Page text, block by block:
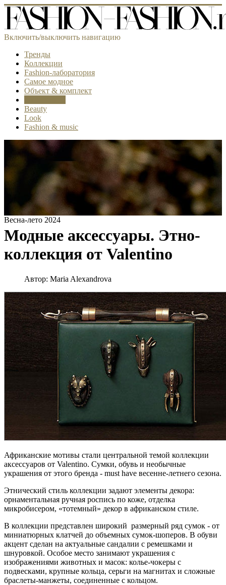
Включить/выключить навигацию
Тренды
Коллекции
Fashion-лаборатория
Самое модное
Объект & комплект
Beauty
Look
Fashion & music
Весна-лето 2024
Модные аксессуары. Этно-
коллекция от Valentino
Автор: Maria Alexandrova
Африканские мотивы стали центральной темой коллекции
аксессуаров от Valentino. Сумки, обувь и необычные
украшения от этого бренда - must have весенне-летнего сезона.
Этнический стиль коллекции задают элементы декора:
орнаментальная ручная роспись по коже, отделка
микробисером, «тотемный» декор в африканском стиле.
В коллекции представлен широкий размерный ряд сумок - от
миниатюрных клатчей до объемных сумок-шоперов. В обуви
акцент сделан на актуальные сандалии с ремешками и
шнуровкой. Особое место занимают украшения с
изображениями животных и масок: колье-чокеры с
подвесками, крупные кольца, серьги на магнитах и сложные
браслеты-манжеты, соединенные с кольцом.